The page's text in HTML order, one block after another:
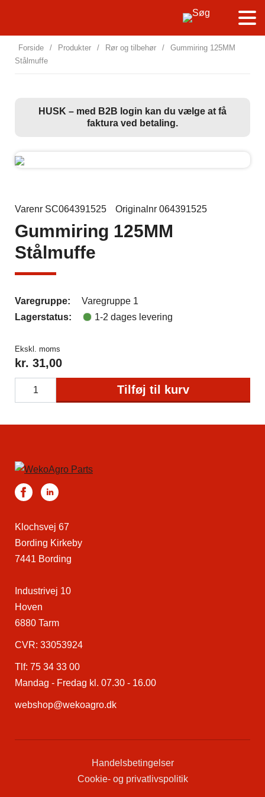
Forside / Produkter / Rør og tilbehør /
Gummiring 125MM
Stålmuffe
HUSK – med B2B login kan du vælge at få
faktura ved betaling.
Varenr SC064391525 Originalnr 064391525
Gummiring 125MM
Stålmuffe
Varegruppe:
Varegruppe 1
Lagerstatus:
1-2 dages levering
Ekskl. moms
kr. 31,00
Tilføj til kurv
Klochsvej 67
Bording Kirkeby
7441 Bording
Industrivej 10
Hoven
6880 Tarm
CVR: 33053924
Tlf: 75 34 33 00
Mandag - Fredag kl. 07.30 - 16.00
webshop@wekoagro.dk
Handelsbetingelser
Cookie- og privatlivspolitik